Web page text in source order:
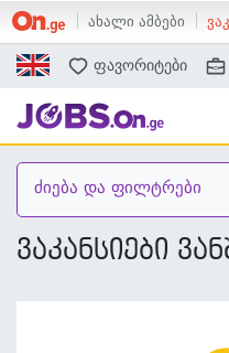
ახალი ამბები
ძებნა
ფავორიტები
ძიება და ფილტრები
ვაკანსიები